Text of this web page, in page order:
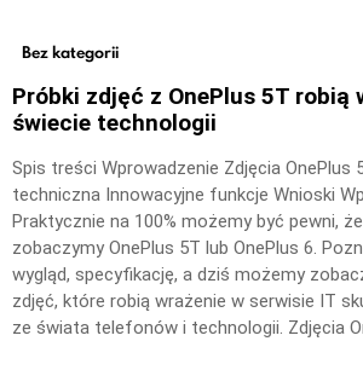
Bez kategorii
Próbki zdjęć z OnePlus 5T robią
świecie technologii
Spis treści Wprowadzenie Zdjęcia OnePlus
techniczna Innowacyjne funkcje Wnioski
Praktycznie na 100% możemy być pewni,
zobaczymy OnePlus 5T lub OnePlus 6.
wygląd, specyfikację, a dziś możemy
zdjęć, które robią wrażenie w serwisie IT
ze świata telefonów i technologii. Zdjęcia